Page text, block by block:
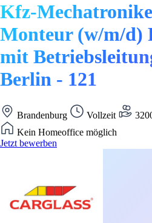
Kfz-
Monteur (w/m/d)
mit
Berlin - 121
Brandenburg Vollzeit
Kein Homeoffice möglich
Jetzt bewerben